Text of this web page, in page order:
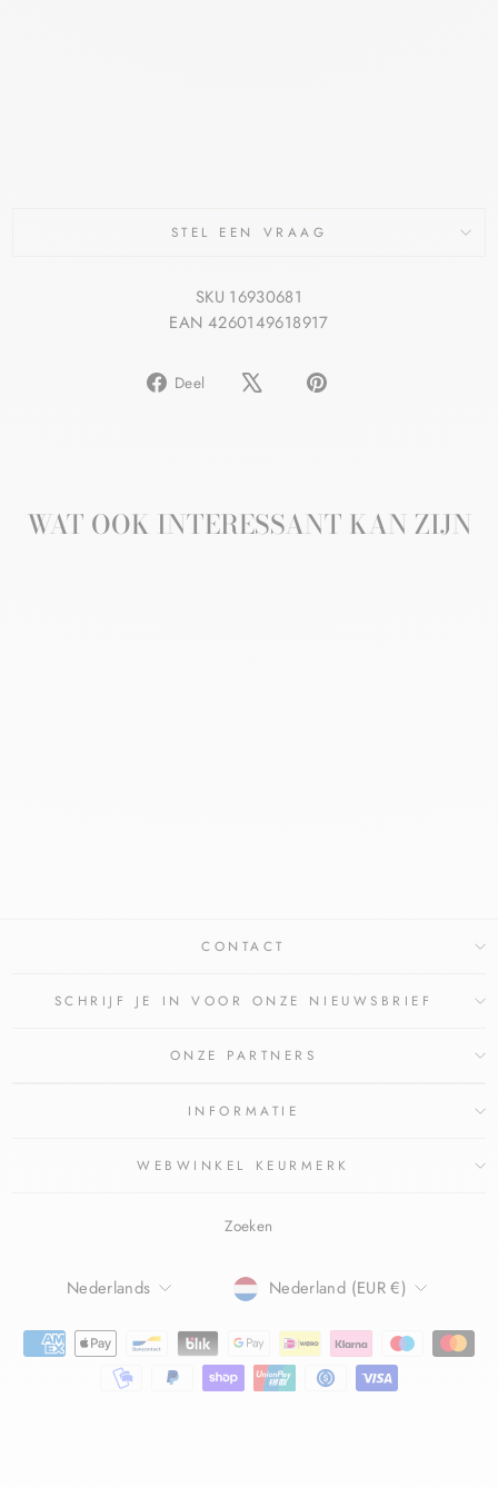
STEL EEN VRAAG
SKU 16930681
EAN 4260149618917
Deel
Delen
WAT OOK INTERESSANT KAN ZIJN
CONTACT
SCHRIJF JE IN VOOR ONZE NIEUWSBRIEF
ONZE PARTNERS
INFORMATIE
WEBWINKEL KEURMERK
Zoeken
TAAL
Nederlands Nederland (EUR €)